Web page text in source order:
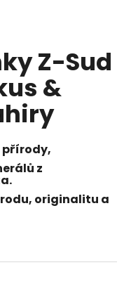
Z-Sud
&
přírody,
z
originalitu a